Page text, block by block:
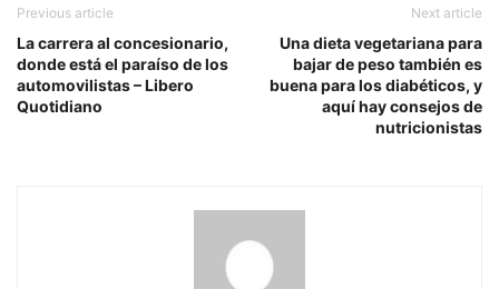
Previous article
La carrera al concesionario,
donde está el paraíso de los
automovilistas – Libero
Quotidiano
Next article
Una dieta vegetariana para
bajar de peso también es
buena para los diabéticos, y
aquí hay consejos de
nutricionistas